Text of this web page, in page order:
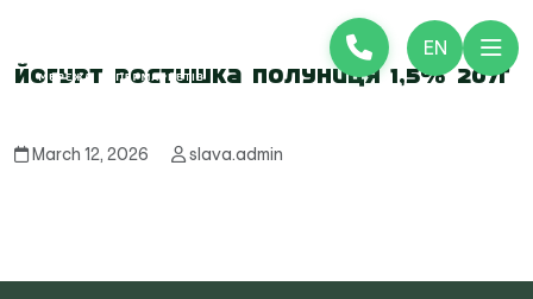
EN
Йогурт Ростишка полуниця 1,5% 207г
March 12, 2026 slava.admin